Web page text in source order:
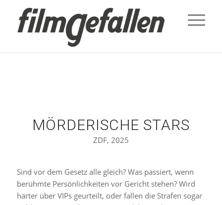
MÖRDERISCHE STARS
ZDF, 2025
Sind vor dem Gesetz alle gleich? Was passiert, wenn
berühmte Persönlichkeiten vor Gericht stehen? Wird
härter über VIPs geurteilt, oder fallen die Strafen sogar